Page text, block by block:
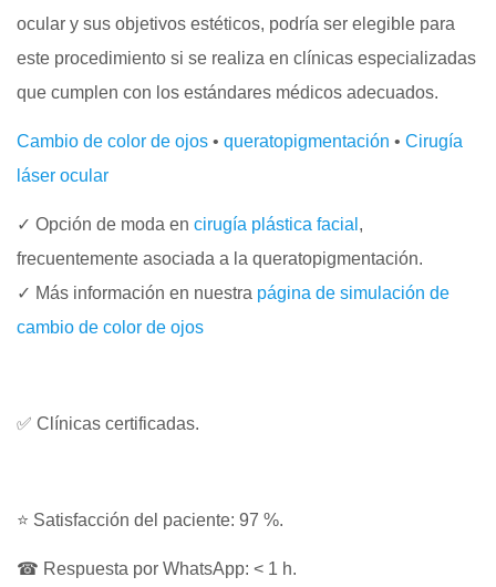
ocular y sus objetivos estéticos, podría ser elegible para
este procedimiento si se realiza en clínicas especializadas
que cumplen con los estándares médicos adecuados.
Cambio de color de ojos • queratopigmentación • Cirugía
láser ocular
✓ Opción de moda en cirugía plástica facial ,
frecuentemente asociada a la queratopigmentación.
✓ Más información en nuestra página de simulación de
cambio de color de ojos
✅ Clínicas certificadas.
⭐ Satisfacción del paciente: 97 %.
☎ Respuesta por WhatsApp: < 1 h.